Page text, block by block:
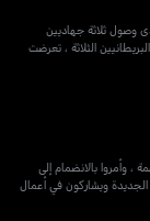
وصول ثلاثة جهاديين
الثلاثة ، تعرضت
وأمروا بالانضمام إلى
ويشاركون في أعمال